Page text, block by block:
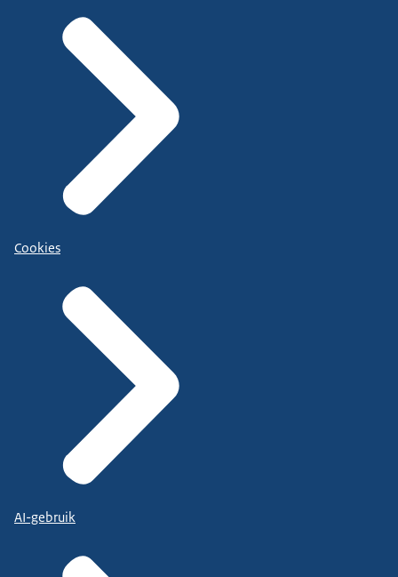
Cookies
AI-gebruik